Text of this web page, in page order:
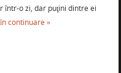
într-o zi, dar puţini dintre ei
continuare »